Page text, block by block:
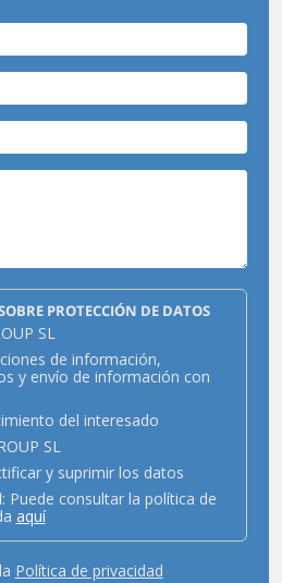
PROTECCIÓN DE DATOS
SL
de información,
y envío de información con
del interesado
SL
y suprimir los datos
: Puede consultar la política de
aquí
Política de privacidad